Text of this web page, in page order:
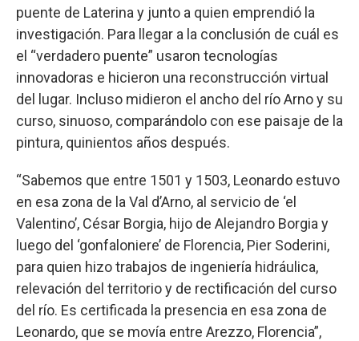
puente de Laterina y junto a quien emprendió la
investigación. Para llegar a la conclusión de cuál es
el “verdadero puente” usaron tecnologías
innovadoras e hicieron una reconstrucción virtual
del lugar. Incluso midieron el ancho del río Arno y su
curso, sinuoso, comparándolo con ese paisaje de la
pintura, quinientos años después.
“Sabemos que entre 1501 y 1503, Leonardo estuvo
en esa zona de la Val d’Arno, al servicio de ‘el
Valentino’, César Borgia, hijo de Alejandro Borgia y
luego del ‘gonfaloniere’ de Florencia, Pier Soderini,
para quien hizo trabajos de ingeniería hidráulica,
relevación del territorio y de rectificación del curso
del río. Es certificada la presencia en esa zona de
Leonardo, que se movía entre Arezzo, Florencia”,